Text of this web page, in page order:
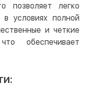
позволяет легко
условиях полной
и четкие
обеспечивает